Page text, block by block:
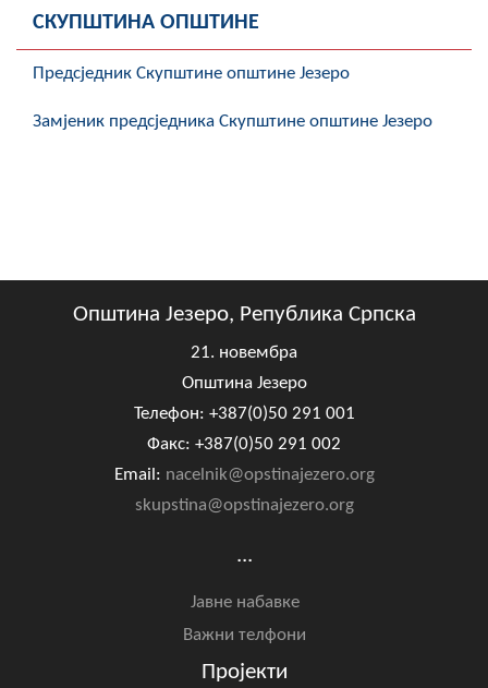
Замјеник начелника
Извјештај о раду начелника
СКУПШТИНА
Састав Скупштине
Службени Гласници
ОПШТИНСКА УПРАВА
ИНФО
Вијести
Активности
Заштита од пожара
СКУПШТИНА ОПШТИНЕ
Предсједник Скупштине општине Језеро
Замјеник предсједника Скупштине општине Језеро
Општина Језеро, Република Српска
21. новембра
Општина Језеро
Телефон: +387(0)50 291 001
Факс: +387(0)50 291 002
Email: nacelnik@opstinajezero.org
skupstina@opstinajezero.org
...
Јавне набавке
Важни телфони
Пројекти